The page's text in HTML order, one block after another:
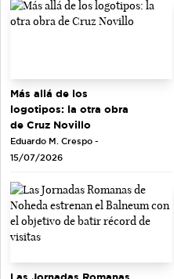
Más allá de los
logotipos: la otra obra
de Cruz Novillo
Eduardo M. Crespo -
15/07/2026
Las Jornadas Romanas